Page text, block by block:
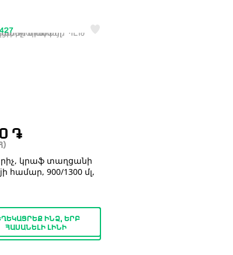
֏
կրաֆ տաղցանի
համար, 900/1300 մլ,
ԻՆՁ, ԵՐԲ
ՀԱՍԱՆԵԼԻ ԼԻՆԻ